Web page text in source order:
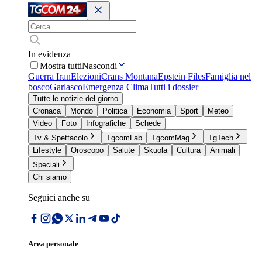
In evidenza
Mostra tuttiNascondi
Guerra IranElezioniCrans MontanaEpstein FilesFamiglia nel
boscoGarlascoEmergenza ClimaTutti i dossier
Tutte le notizie del giorno
Cronaca
Mondo Politica Economia Sport
Meteo
Video
Foto Infografiche
Schede
Tv & Spettacolo
TgcomLab TgcomMag
TgTech
Lifestyle
Oroscopo Salute Skuola Cultura
Animali
Speciali
Chi siamo
Seguici anche su
Area personale